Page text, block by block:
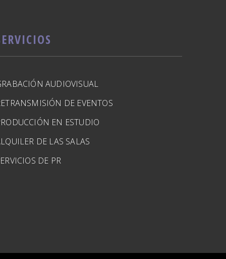
AUDIOVISUAL
DE EVENTOS
EN ESTUDIO
DE LAS SALAS
DE PR